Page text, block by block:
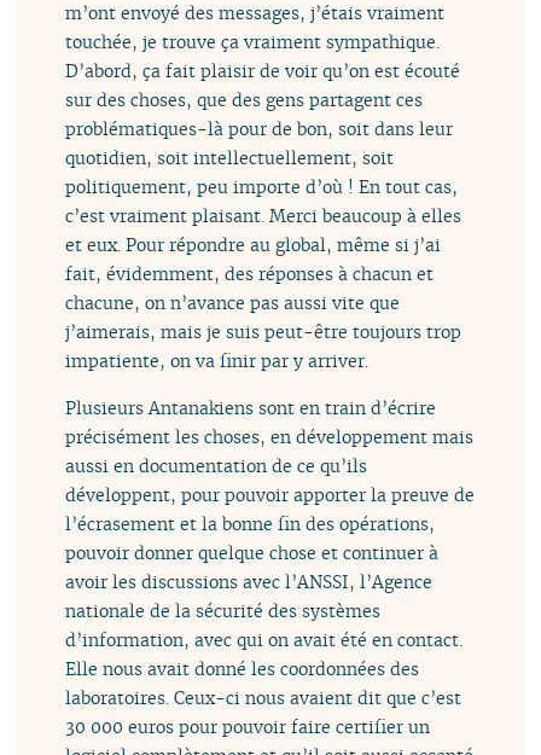
m’ont envoyé des messages, j’étais vraiment
touchée, je trouve ça vraiment sympathique.
D’abord, ça fait plaisir de voir qu’on est écouté
sur des choses, que des gens partagent ces
problématiques-là pour de bon, soit dans leur
quotidien, soit intellectuellement, soit
politiquement, peu importe d’où ! En tout cas,
c’est vraiment plaisant. Merci beaucoup à elles
et eux. Pour répondre au global, même si j’ai
fait, évidemment, des réponses à chacun et
chacune, on n’avance pas aussi vite que
j’aimerais, mais je suis peut-être toujours trop
impatiente, on va finir par y arriver.
Plusieurs Antanakiens sont en train d’écrire
précisément les choses, en développement mais
aussi en documentation de ce qu’ils
développent, pour pouvoir apporter la preuve de
l’écrasement et la bonne fin des opérations,
pouvoir donner quelque chose et continuer à
avoir les discussions avec l’ANSSI, l’Agence
nationale de la sécurité des systèmes
d’information, avec qui on avait été en contact.
Elle nous avait donné les coordonnées des
laboratoires. Ceux-ci nous avaient dit que c’est
30 000 euros pour pouvoir faire certifier un